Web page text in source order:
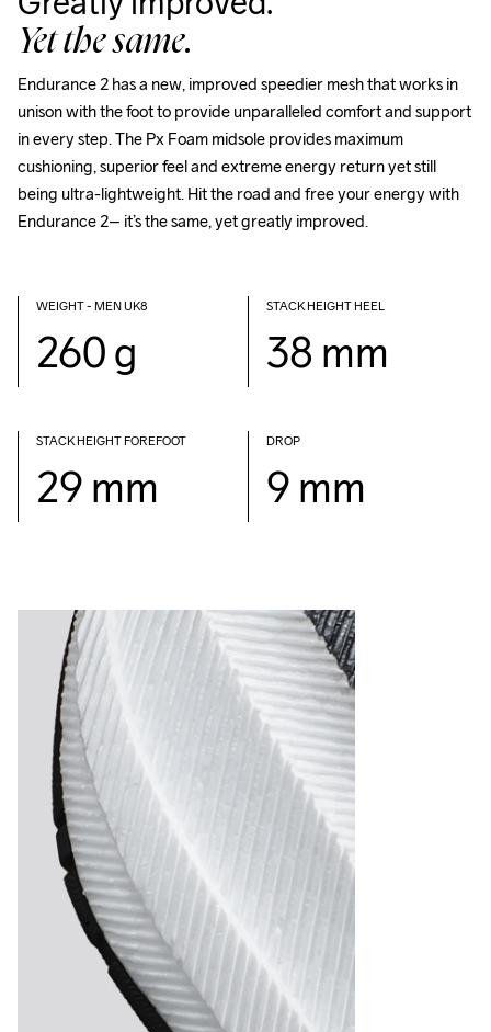
Yet the same.
Endurance 2 has a new, improved speedier mesh that works in
unison with the foot to provide unparalleled comfort and support
in every step. The Px Foam midsole provides maximum
cushioning, superior feel and extreme energy return yet still
being ultra-lightweight. Hit the road and free your energy with
Endurance 2– it’s the same, yet greatly improved.
WEIGHT - MEN UK8
260 g
STACK HEIGHT HEEL
38 mm
STACK HEIGHT FOREFOOT
29 mm
DROP
9 mm